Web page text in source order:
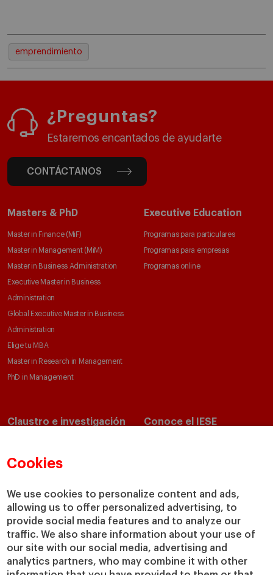
Cookies
We use cookies to personalize content and ads,
allowing us to offer personalized advertising, to
provide social media features and to analyze our
traffic. We also share information about your use of
our site with our social media, advertising and
analytics partners, who may combine it with other
emprendimiento
¿Preguntas?
Estaremos encantados de ayudarte
CONTÁCTANOS
Masters & PhD
Master in Finance (MiF)
Master in Management (MiM)
Master in Business Administration
Executive Master in Business
Administration
Global Executive Master in Business
Administration
Elige tu MBA
Master in Research in Management
PhD in Management
Executive Education
Programas para particulares
Programas para empresas
Programas online
Claustro e investigación
Departamentos académicos
Cátedras
IESE Insight
IESE Publishing
Conoce el IESE
Nuestro impacto
Colabora con el IESE
Servicios
Biblioteca
Canal de Compliance